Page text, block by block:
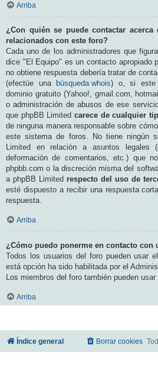
Arriba
¿Con quién se puede contactar
relacionados con este foro?
Cada uno de los administradores que
dice "El Equipo" es un contacto apropiado
no obtiene respuesta debería tratar de
(efectúe una
búsqueda whois) o, si este
dominio gratuito (Yahoo!, gmail.com,
o administración de abusos de ese
que phpBB Limited carece de cualquier
de ninguna manera responsable sobre
este sistema de foros. No tiene ningún
Limited en relación a asuntos legales
deformación de comentarios, etc.) que
phpbb.com o la discreción misma del
a phpBB Limited respecto del uso de
esté dispuesto a recibir una respuesta
respuesta.
Arriba
¿Cómo puedo ponerme en contacto con
Todos los usuarios del foro pueden usar
está opción ha sido habilitada por el
Los miembros del foro también pueden usar
Arriba
Índice general Borrar cookies